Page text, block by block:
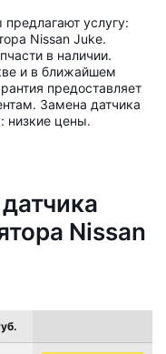
услугу:
Nissan Juke.
в наличии.
и в ближайшем
предоставляет
Замена датчика
низкие цены.
Nissan